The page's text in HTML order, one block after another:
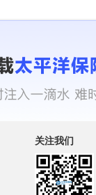
关注我们